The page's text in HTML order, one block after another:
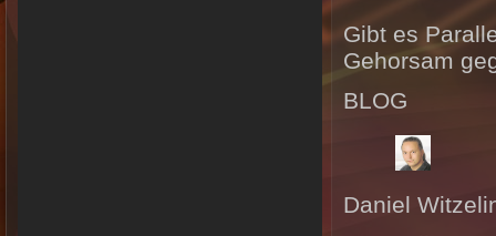
Gibt es
Gehorsam
BLOG
Daniel